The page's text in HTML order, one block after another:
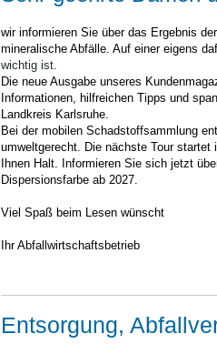
wir informieren Sie über das Ergebnis
mineralische Abfälle. Auf einer eigens
wichtig ist.
Die neue Ausgabe unseres
Informationen, hilfreichen Tipps und
Landkreis Karlsruhe.
Bei der mobilen Schadstoffsammlung
umweltgerecht. Die nächste Tour
Ihnen Halt. Informieren Sie sich jetzt
Dispersionsfarbe ab 2027.
Viel Spaß beim Lesen wünscht
Ihr Abfallwirtschaftsbetrieb
Entsorgung,